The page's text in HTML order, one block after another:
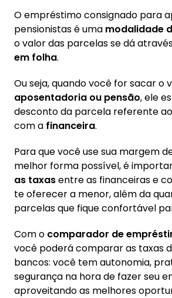
O empréstimo consignado para
pensionistas é uma modalidade
o valor das parcelas se dá
em folha.
Ou seja, quando você for sacar o
aposentadoria ou pensão, ele
desconto da parcela referente
com a financeira.
Para que você use sua margem
melhor forma possível, é
as taxasentre as financeiras e
te oferecer a menor, além da
parcelas que fique confortável
Com o comparador de
você poderá comparar as taxas
bancos: você tem autonomia,
segurança na hora de fazer seu
aproveitando as melhores